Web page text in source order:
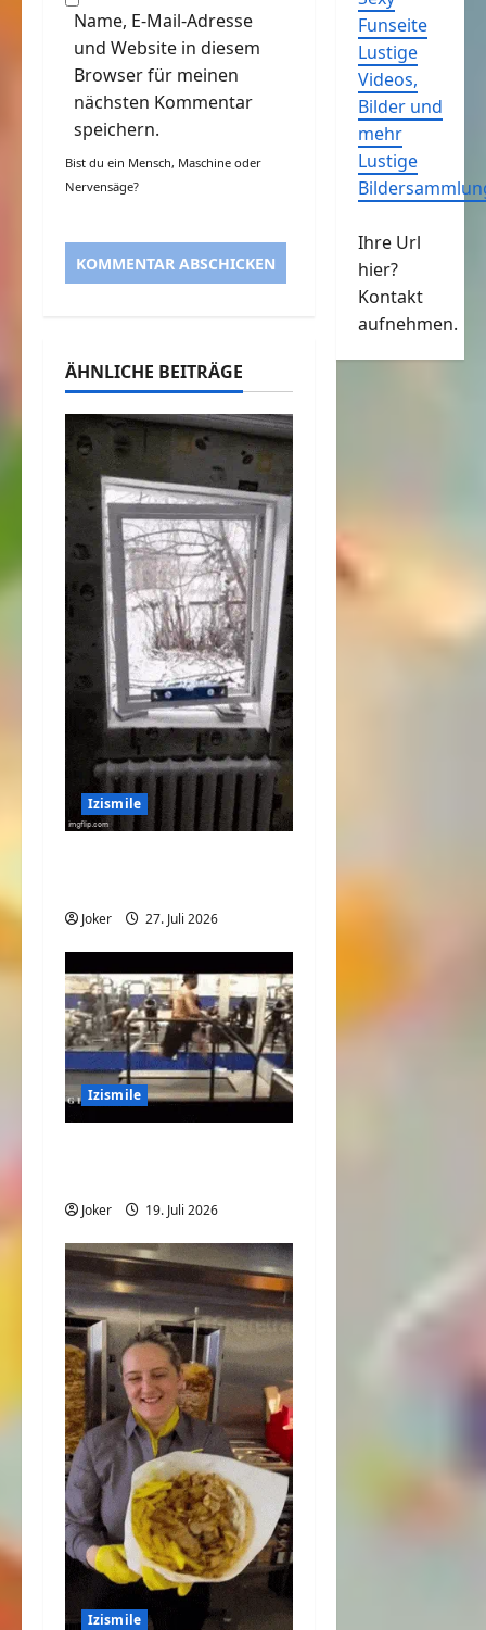
Name, E-Mail-Adresse
und Website in diesem
Browser für meinen
nächsten Kommentar
speichern.
Bist du ein Mensch, Maschine oder
Nervensäge?
ÄHNLICHE BEITRÄGE
Izismile
Joker 27. Juli 2026
Izismile
Joker 19. Juli 2026
Izismile
Funseite
Lustige
Videos,
Bilder und
mehr
Lustige
Ihre Url
hier?
Kontakt
aufnehmen.